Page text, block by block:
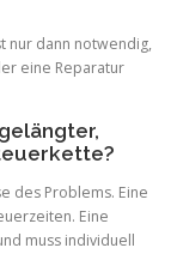
nur dann notwendig,
eine Reparatur
des Problems. Eine
Eine
muss individuell